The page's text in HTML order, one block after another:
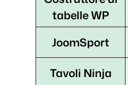
tabelle WP
JoomSport
Tavoli Ninja